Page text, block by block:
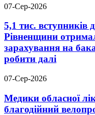
07-Сер-2026
5,1 тис. вступників
Рівненщини
зарахування на
робити далі
07-Сер-2026
Медики обласної
благодійний